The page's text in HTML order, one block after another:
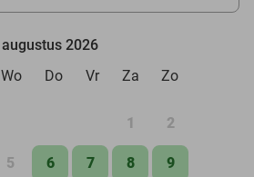
augustus 2026
Wo Do Vr Za Zo
1 2
5 6 7 8 9